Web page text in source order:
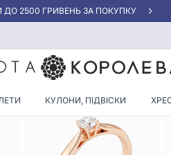
ЦІНА» ВІД 5945 ГРН/ГРАМ
КУЛОНИ, ПІДВІСКИ
ЗОЛОТА